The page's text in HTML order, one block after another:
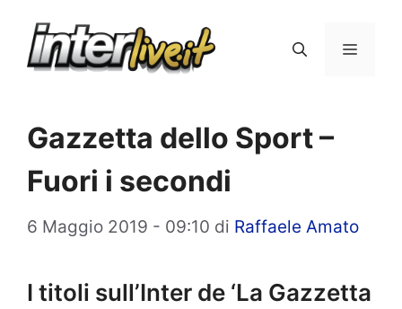
Menu
Gazzetta dello Sport –
Fuori i secondi
6 Maggio 2019 - 09:10 di Raffaele Amato
I titoli sull’Inter de ‘La Gazzetta